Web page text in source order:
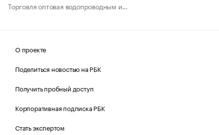
Торговля оптовая водопроводным и...
О проекте
Поделиться новостью на РБК
Получить пробный доступ
Корпоративная подписка РБК
Стать экспертом